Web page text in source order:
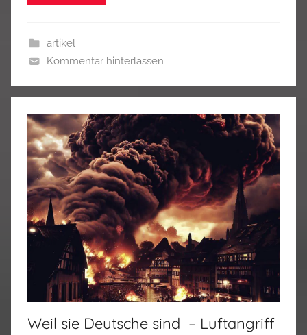
artikel
Kommentar hinterlassen
Weil sie Deutsche sind – Luftangriff